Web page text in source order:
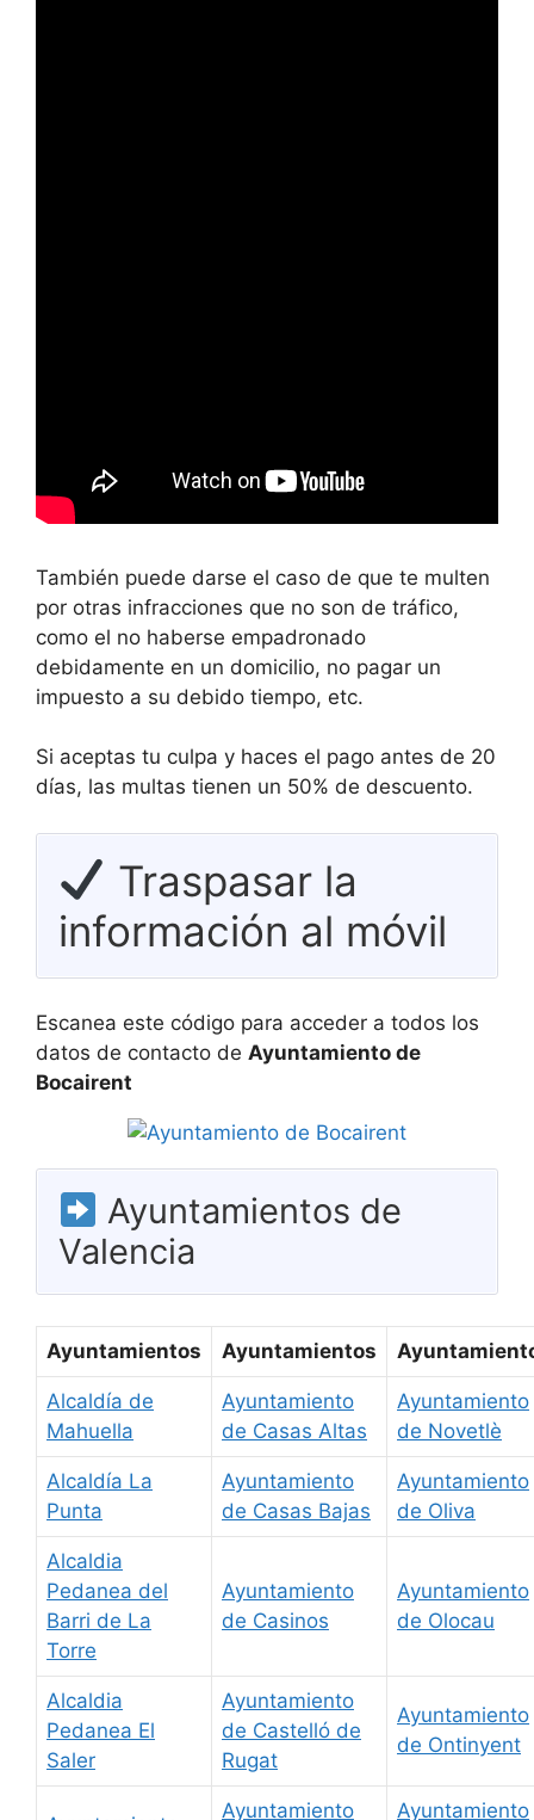
También puede darse el caso de que te multen
por otras infracciones que no son de tráfico,
como el no haberse empadronado
debidamente en un domicilio, no pagar un
impuesto a su debido tiempo, etc.
Si aceptas tu culpa y haces el pago antes de 20
días, las multas tienen un 50% de descuento.
Traspasar la
información al móvil
Escanea este código para acceder a todos los
datos de contacto de Ayuntamiento de
Bocairent
Ayuntamientos de
Valencia
Ayuntamientos Ayuntamientos
Alcaldía de
Mahuella
Ayuntamiento
de Casas Altas
Ayuntamiento
de Novetlè
Alcaldía La
Punta
Ayuntamiento
de Casas Bajas
Ayuntamiento
de Oliva
Alcaldia
Pedanea del
Barri de La
Torre
Ayuntamiento
de Casinos
Ayuntamiento
de Olocau
Alcaldia
Pedanea El
Saler
Ayuntamiento
de Castelló de
Rugat
Ayuntamiento
de Ontinyent
Ayuntamiento
Ayuntamiento